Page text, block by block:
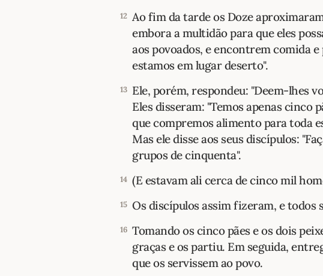
12 Ao fim da tarde os Doze
embora a multidão para que eles
aos povoados, e encontrem comida e
estamos em lugar deserto".
13 Ele, porém, respondeu: "Deem-lhes
Eles disseram: "Temos apenas cinco
que compremos alimento para toda
Mas ele disse aos seus discípulos:
grupos de cinquenta".
14 (E estavam ali cerca de cinco mil
15 Os discípulos assim fizeram, e todos
16 Tomando os cinco pães e os dois
graças e os partiu. Em seguida,
que os servissem ao povo.